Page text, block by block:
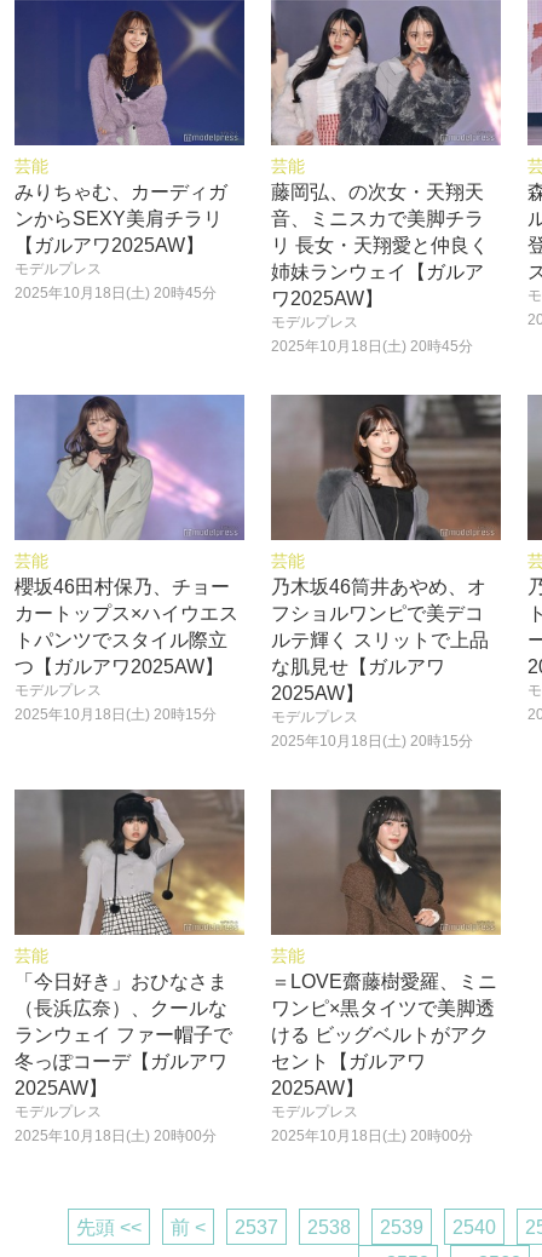
芸能
みりちゃむ、カーディガ
ンからSEXY美肩チラリ
【ガルアワ2025AW】
モデルプレス
2025年10月18日(土) 20時45分
芸能
藤岡弘、の次女・天翔天
音、ミニスカで美脚チラ
リ 長女・天翔愛と仲良く
姉妹ランウェイ【ガルア
ワ2025AW】
モデルプレス
2025年10月18日(土) 20時45分
芸能
櫻坂46田村保乃、チョー
カートップス×ハイウエス
トパンツでスタイル際立
つ【ガルアワ2025AW】
モデルプレス
2025年10月18日(土) 20時15分
芸能
乃木坂46筒井あやめ、オ
フショルワンピで美デコ
ルテ輝く スリットで上品
な肌見せ【ガルアワ
2025AW】
モデルプレス
2025年10月18日(土) 20時15分
芸能
「今日好き」おひなさま
（長浜広奈）、クールな
ランウェイ ファー帽子で
冬っぽコーデ【ガルアワ
2025AW】
モデルプレス
2025年10月18日(土) 20時00分
芸能
＝LOVE齋藤樹愛羅、ミニ
ワンピ×黒タイツで美脚透
ける ビッグベルトがアク
セント【ガルアワ
2025AW】
モデルプレス
2025年10月18日(土) 20時00分
先頭 << 前 < 2537 2538 2539 2540